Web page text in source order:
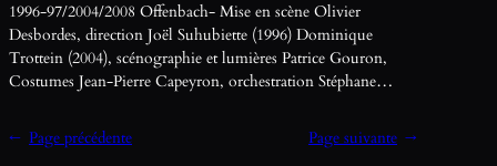
1996-97/2004/2008 Offenbach- Mise en scène Olivier
Desbordes, direction Joël Suhubiette (1996) Dominique
Trottein (2004), scénographie et lumières Patrice Gouron,
Costumes Jean-Pierre Capeyron, orchestration Stéphane…
← Page précédente Page suivante →